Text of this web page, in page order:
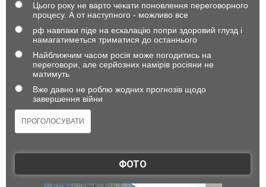
Цього року не варто чекати поновлення переговорного
процесу. А от наступного - можливо все
рф навпаки піде на ескалацію попри здоровий глузд і
намагатиметься триматися до останнього
Найближчим часом росія може погодитись на
переговори, але серйозних намірів росіяни не
матимуть
Вже давно не роблю жодних прогнозів щодо
завершення війни
ФОТО